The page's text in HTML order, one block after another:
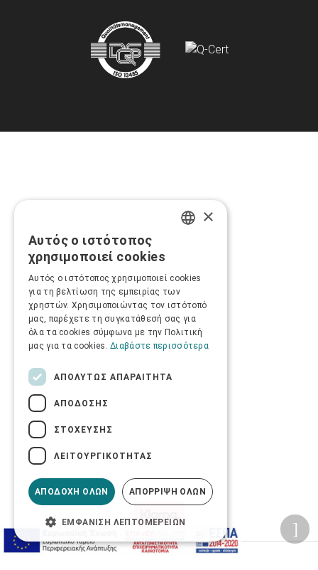
×
Αυτός ο ιστότοπος
χρησιμοποιεί cookies
Αυτός ο ιστότοπος χρησιμοποιεί cookies
για τη βελτίωση της εμπειρίας των
χρηστών. Χρησιμοποιώντας τον ιστότοπό
μας, παρέχετε τη συγκατάθεσή σας για
όλα τα cookies σύμφωνα με την Πολιτική
μας για τα cookies. Διαβάστε περισσότερα
ΑΠΟΛΎΤΩΣ ΑΠΑΡΑΊΤΗΤΑ
ΑΠΌΔΟΣΗΣ
ΣΤΌΧΕΥΣΗΣ
ΛΕΙΤΟΥΡΓΙΚΌΤΗΤΑΣ
ΑΠΟΔΟΧΉ ΌΛΩΝ ΑΠΌΡΡΙΨΗ ΌΛΩΝ
ΕΜΦΆΝΙΣΗ ΛΕΠΤΟΜΕΡΕΙΏΝ